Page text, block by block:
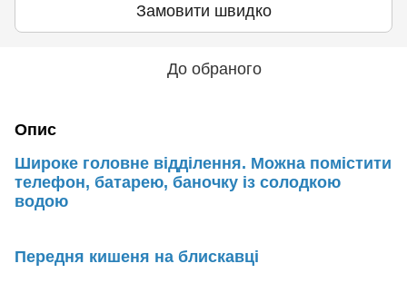
Замовити швидко
До обраного
Опис
Широке головне відділення. Можна помістити
телефон, батарею, баночку із солодкою
водою
Передня кишеня на блискавці